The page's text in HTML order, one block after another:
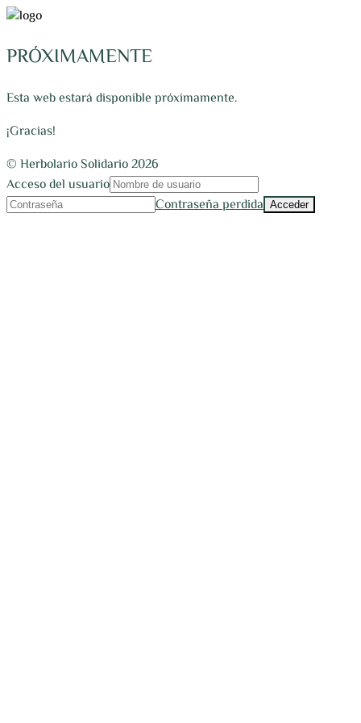
PRÓXIMAMENTE
Esta web estará disponible próximamente.
¡Gracias!
© Herbolario Solidario 2026
Acceso del usuario
Contraseña perdida